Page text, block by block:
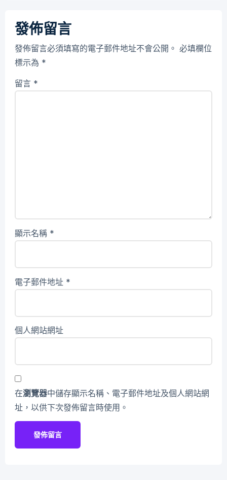
發佈留言
發佈留言必須填寫的電子郵件地址不會公開。 必填欄位
標示為 *
留言 *
顯示名稱 *
電子郵件地址 *
個人網站網址
在瀏覽器中儲存顯示名稱、電子郵件地址及個人網站網
址，以供下次發佈留言時使用。